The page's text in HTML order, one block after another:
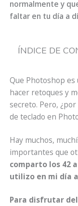
normalmente y
faltar en tu día a
ÍNDICE DE
Que Photoshop
hacer retoques y
secreto. Pero,
de teclado en
Hay muchos,
importantes que
comparto los 42
utilizo en mi día
Para disfrutar